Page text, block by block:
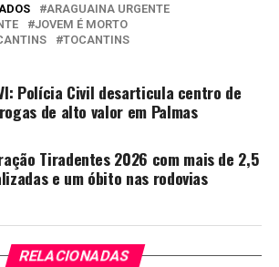
ARAGUAINA URGENTE
JOVEM É MORTO
TOCANTINS
Polícia Civil desarticula centro de
de alto valor em Palmas
Tiradentes 2026 com mais de 2,5
e um óbito nas rodovias
RELACIONADAS